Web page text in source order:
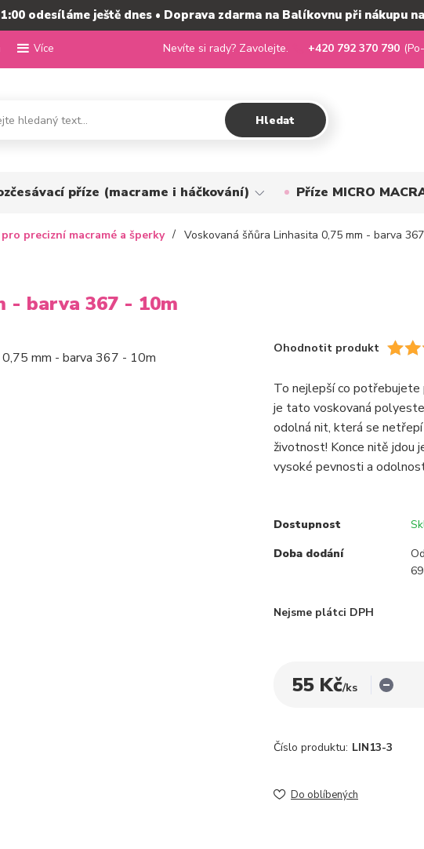
odesíláme ještě dnes • Doprava zdarma na Balíkovnu při nákupu
Více
Hledat
Nevíte si rady? Zavolejte. +420 792 370 790
příze (macrame i háčkování) Příze MICRO
precizní macramé a šperky Voskovaná šňůra Linhasita 0,75 mm - barva
- barva 367 - 10m
Ohodnotit produkt
To nejlepší co potřebujete
je tato voskovaná
odolná nit, která se netřepí
životnost! Konce nitě jdou
vysoké pevnosti a
Dostupnost
Doba dodání
Nejsme plátci DPH
55 Kč/ks
Číslo produktu: LIN13-3
Do oblíbených